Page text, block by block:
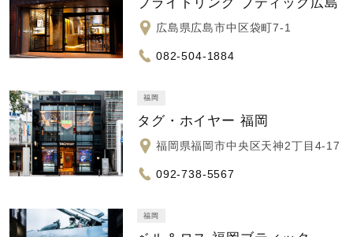
広島県広島市中区袋町7-1
082-504-1884
福岡
タグ・ホイヤー 福岡
福岡県福岡市中央区天神2丁目4-17
092-738-5567
福岡